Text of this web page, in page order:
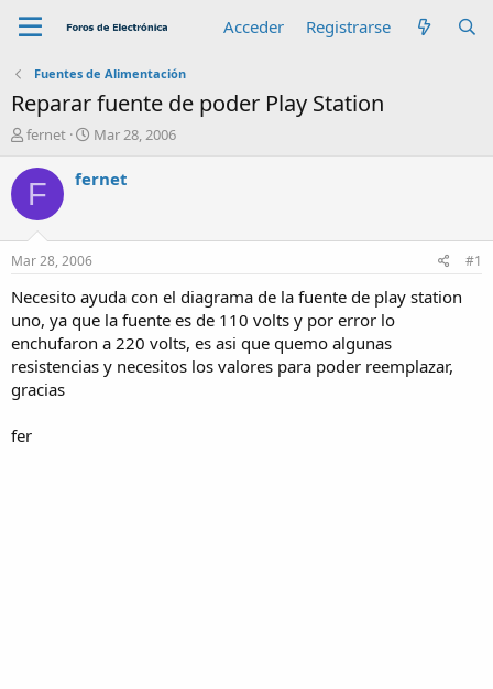
Acceder Registrarse
Fuentes de Alimentación
Reparar fuente de poder Play Station
A
t
o
r
fernet
F
c
n
i
c
i
o
Mar 28, 2006
F fernet
Mar 28, 2006 #1
Necesito ayuda con el diagrama de la fuente de play station
uno, ya que la fuente es de 110 volts y por error lo
enchufaron a 220 volts, es asi que quemo algunas
resistencias y necesitos los valores para poder reemplazar,
gracias
fer